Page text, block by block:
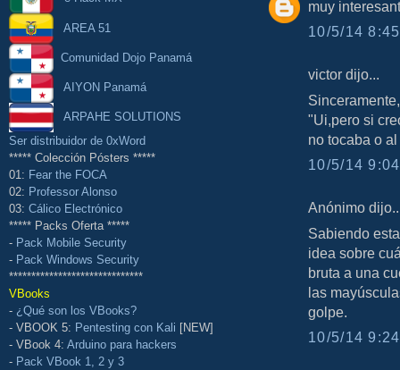
AREA 51
Comunidad Dojo Panamá
AIYON Panamá
ARPAHE SOLUTIONS
Ser distribuidor de 0xWord
***** Colección Pósters *****
01: Fear the FOCA
02: Professor Alonso
03: Cálico Electrónico
***** Packs Oferta *****
- Pack Mobile Security
- Pack Windows Security
******************************
VBooks
- ¿Qué son los VBooks?
- VBOOK 5: Pentesting con Kali [NEW]
- VBook 4: Arduino para hackers
- Pack VBook 1, 2 y 3
muy
10/5/14
victor dijo...
"Ui,pero si
no tocaba o
10/5/14
Anónimo
Sabiendo
idea sobre
bruta a una
las
golpe.
10/5/14